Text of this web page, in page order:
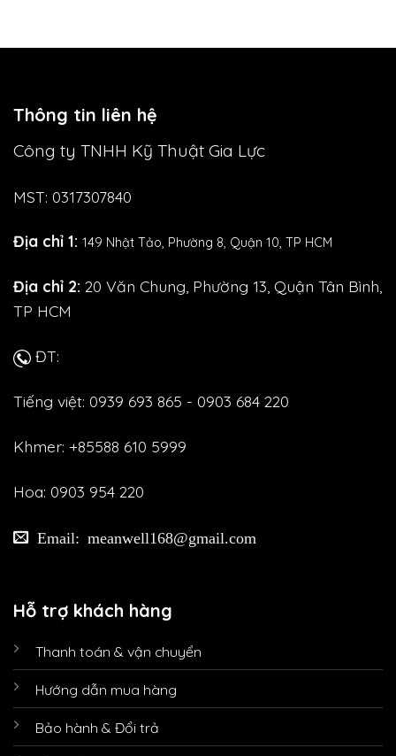
Thông tin liên hệ
Công ty TNHH Kỹ Thuật Gia Lực
MST: 0317307840
Địa chỉ 1: 149 Nhật Tảo, Phường 8, Quận 10, TP HCM
Địa chỉ 2: 20 Văn Chung, Phường 13, Quận Tân Bình,
TP HCM
ĐT:
Tiếng việt: 0939 693 865 - 0903 684 220
Khmer: +85588 610 5999
Hoa: 0903 954 220
Email: meanwell168@gmail.com
Hỗ trợ khách hàng
Thanh toán & vận chuyển
Hướng dẫn mua hàng
Bảo hành & Đổi trả